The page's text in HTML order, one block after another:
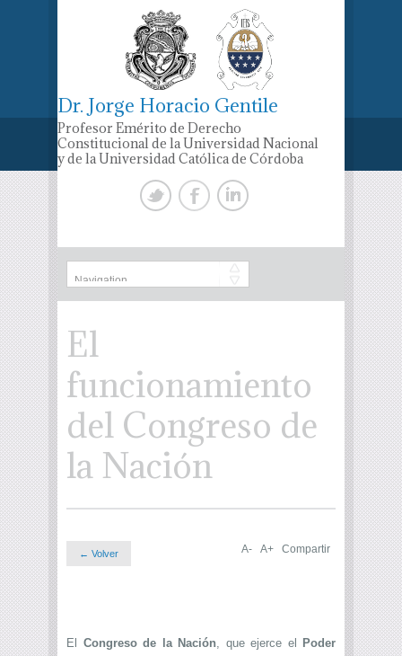
Dr. Jorge Horacio Gentile
Profesor Emérito de Derecho
Constitucional de la Universidad Nacional
y de la Universidad Católica de Córdoba
El
funcionamiento
del Congreso de
la Nación
← Volver A- A+ Compartir
El Congreso de la Nación, que ejerce el
Poder